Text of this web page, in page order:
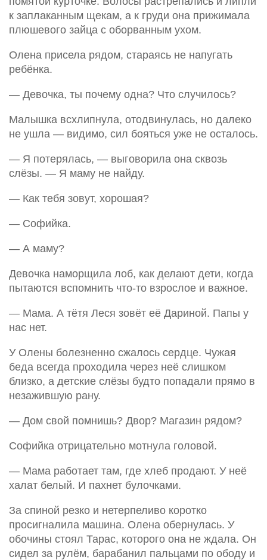
к заплаканным щекам, а к груди она прижимала
плюшевого зайца с оборванным ухом.
Олена присела рядом, стараясь не напугать
ребёнка.
— Девочка, ты почему одна? Что случилось?
Малышка всхлипнула, отодвинулась, но далеко
не ушла — видимо, сил бояться уже не осталось.
— Я потерялась, — выговорила она сквозь
слёзы. — Я маму не найду.
— Как тебя зовут, хорошая?
— Софийка.
— А маму?
Девочка наморщила лоб, как делают дети, когда
пытаются вспомнить что-то взрослое и важное.
— Мама. А тётя Леся зовёт её Дариной. Папы у
нас нет.
У Олены болезненно сжалось сердце. Чужая
беда всегда проходила через неё слишком
близко, а детские слёзы будто попадали прямо в
незажившую рану.
— Дом свой помнишь? Двор? Магазин рядом?
Софийка отрицательно мотнула головой.
— Мама работает там, где хлеб продают. У неё
халат белый. И пахнет булочками.
За спиной резко и нетерпеливо коротко
просигналила машина. Олена обернулась. У
обочины стоял Тарас, которого она не ждала. Он
сидел за рулём, барабанил пальцами по ободу и